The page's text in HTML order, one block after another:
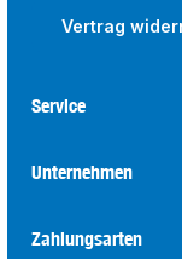
Vertrag
Service
Unternehmen
Zahlungsarten